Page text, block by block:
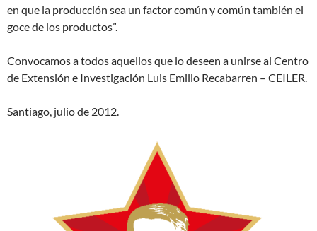
en que la producción sea un factor común y común también el
goce de los productos”.
Convocamos a todos aquellos que lo deseen a unirse al Centro
de Extensión e Investigación Luis Emilio Recabarren – CEILER.
Santiago, julio de 2012.